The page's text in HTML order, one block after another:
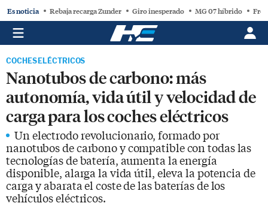
Es noticia Rebaja recarga Zunder Giro inesperado MG 07 híbrido
COCHES ELÉCTRICOS
Nanotubos de carbono: más
autonomía, vida útil y velocidad de
carga para los coches eléctricos
Un electrodo revolucionario, formado por
nanotubos de carbono y compatible con todas las
tecnologías de batería, aumenta la energía
disponible, alarga la vida útil, eleva la potencia de
carga y abarata el coste de las baterías de los
vehículos eléctricos.